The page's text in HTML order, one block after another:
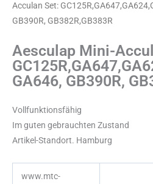
Acculan Set:
GB390R, GB382R,GB383R
Aesculap Mini-
GA646, GB390R,
Vollfunktionsfähig
Im guten gebrauchten Zustand
Artikel-Standort. Hamburg
www.mtc-